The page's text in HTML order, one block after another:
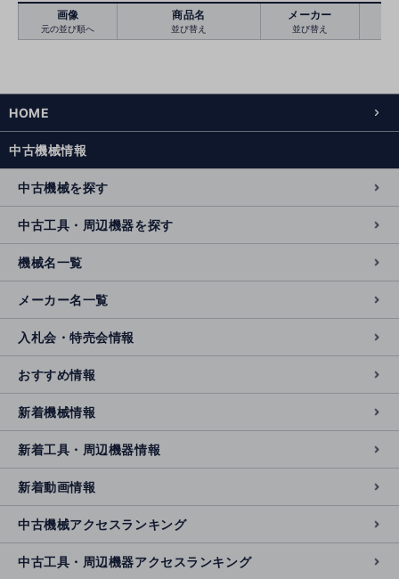
画像
元の並び順へ
商品名
並び替え
メーカー
並び替え
HOME
中古機械情報
中古機械を探す
中古工具・周辺機器を探す
機械名一覧
メーカー名一覧
入札会・特売会情報
おすすめ情報
新着機械情報
新着工具・周辺機器情報
新着動画情報
中古機械アクセスランキング
中古工具・周辺機器アクセスランキング